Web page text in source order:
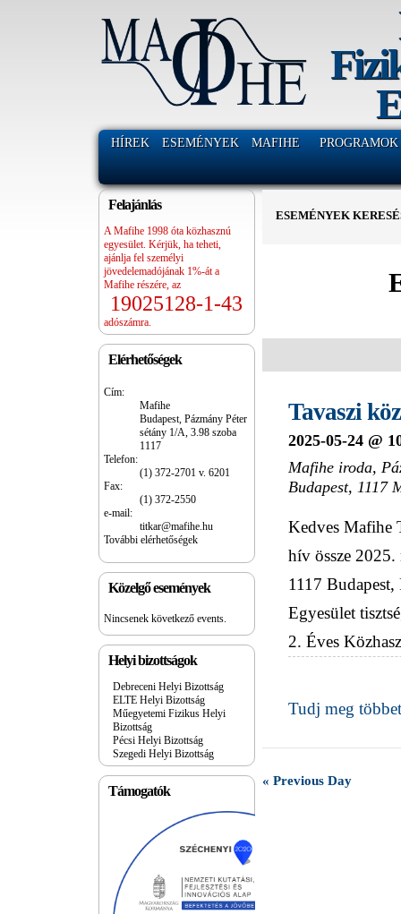
HÍREK ESEMÉNYEK MAFIHE PROGRAMOK
Felajánlás
A Mafihe 1998 óta közhasznú
egyesület. Kérjük, ha teheti,
ajánlja fel személyi
jövedelemadójának 1%-át a
Mafihe részére, az
19025128-1-43
adószámra.
Elérhetőségek
Cím:
Mafihe
Budapest, Pázmány Péter
sétány 1/A, 3.98 szoba
1117
Telefon:
(1) 372-2701 v. 6201
Fax:
(1) 372-2550
e-mail:
titkar@mafihe.hu
További elérhetőségek
Közelgő események
Nincsenek következő events.
Helyi bizottságok
Debreceni Helyi Bizottság
ELTE Helyi Bizottság
Műegyetemi Fizikus Helyi
Bizottság
Pécsi Helyi Bizottság
Szegedi Helyi Bizottság
Támogatók
ESEMÉNYEK
navigáció
Tavaszi
2025-05-24 @
Mafihe iroda,
Budapest, 1117
Kedves Mafihe
hív össze
1117
Egyesület
2. Éves
Tudj meg
Nap
« Previous Day